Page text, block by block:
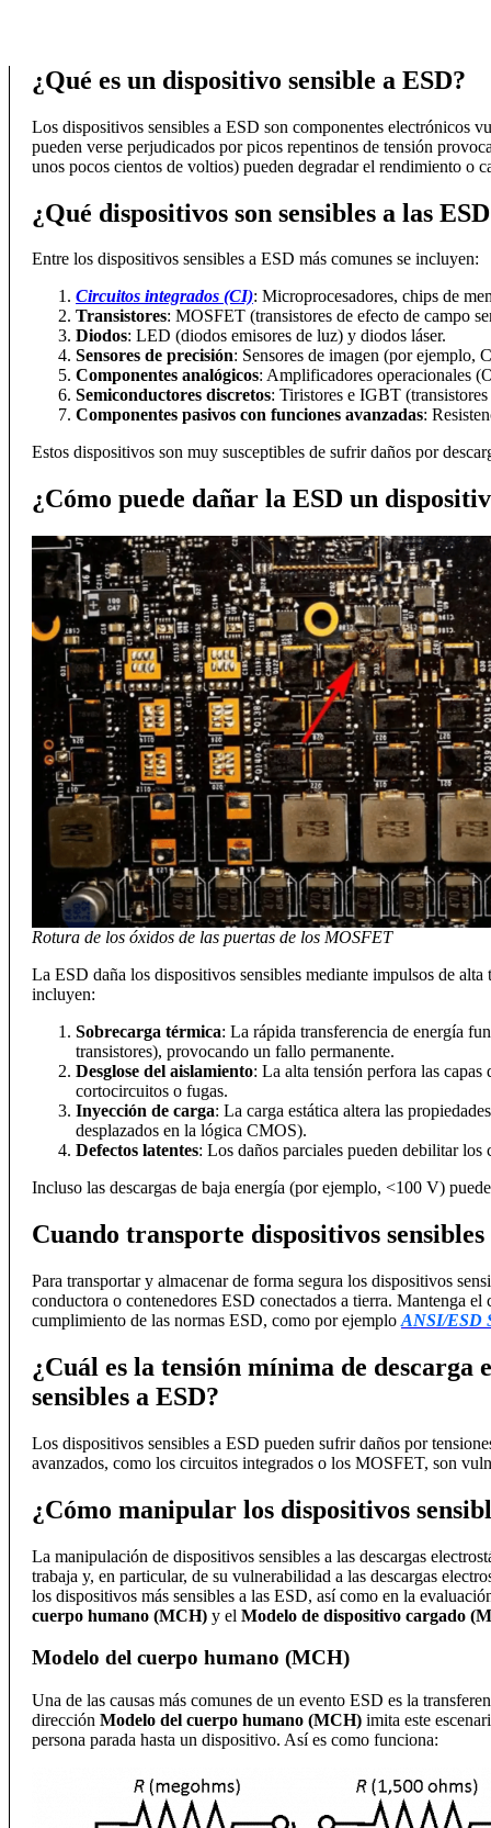
¿Qué es un dispositivo sensible a ESD?
Los dispositivos sensibles a ESD son componentes electrónicos
pueden verse perjudicados por picos repentinos de tensión
unos pocos cientos de voltios) pueden degradar el rendimiento o
¿Qué dispositivos son sensibles a las
Entre los dispositivos sensibles a ESD más comunes se incluyen:
Circuitos integrados (CI): Microprocesadores, chips de
Transistores: MOSFET (transistores de efecto de campo
Diodos: LED (diodos emisores de luz) y diodos láser.
Sensores de precisión: Sensores de imagen (por ejemplo,
Componentes analógicos: Amplificadores operacionales
Semiconductores discretos: Tiristores e IGBT
Componentes pasivos con funciones avanzadas:
Estos dispositivos son muy susceptibles de sufrir daños por
¿Cómo puede dañar la ESD un
Rotura de los óxidos de las puertas de los MOSFET
La ESD daña los dispositivos sensibles mediante impulsos de
incluyen:
Sobrecarga térmica: La rápida transferencia de energía
transistores), provocando un fallo permanente.
Desglose del aislamiento: La alta tensión perfora las
cortocircuitos o fugas.
Inyección de carga: La carga estática altera las
desplazados en la lógica CMOS).
Defectos latentes: Los daños parciales pueden debilitar
Incluso las descargas de baja energía (por ejemplo, <100 V)
Cuando transporte dispositivos
Para transportar y almacenar de forma segura los dispositivos
conductora o contenedores ESD conectados a tierra. Mantenga
cumplimiento de las normas ESD, como por ejemplo ANSI/ESD
¿Cuál es la tensión mínima de
sensibles a ESD?
Los dispositivos sensibles a ESD pueden sufrir daños por
avanzados, como los circuitos integrados o los MOSFET, son
¿Cómo manipular los dispositivos
La manipulación de dispositivos sensibles a las descargas
trabaja y, en particular, de su vulnerabilidad a las descargas
los dispositivos más sensibles a las ESD, así como en la
cuerpo humano (MCH) y el Modelo de dispositivo cargado
Modelo del cuerpo humano (MCH)
Una de las causas más comunes de un evento ESD es la
dirección Modelo del cuerpo humano (MCH) imita este
persona parada hasta un dispositivo. Así es como funciona: